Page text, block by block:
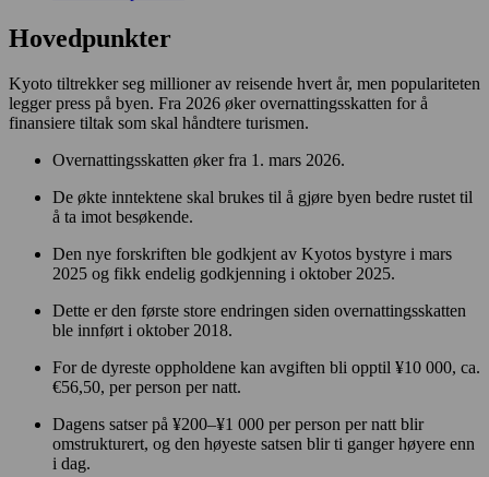
Hovedpunkter
Kyoto tiltrekker seg millioner av reisende hvert år, men populariteten
legger press på byen. Fra 2026 øker overnattingsskatten for å
finansiere tiltak som skal håndtere turismen.
Overnattingsskatten øker fra 1. mars 2026.
De økte inntektene skal brukes til å gjøre byen bedre rustet til
å ta imot besøkende.
Den nye forskriften ble godkjent av Kyotos bystyre i mars
2025 og fikk endelig godkjenning i oktober 2025.
Dette er den første store endringen siden overnattingsskatten
ble innført i oktober 2018.
For de dyreste oppholdene kan avgiften bli opptil ¥10 000, ca.
€56,50, per person per natt.
Dagens satser på ¥200–¥1 000 per person per natt blir
omstrukturert, og den høyeste satsen blir ti ganger høyere enn
i dag.